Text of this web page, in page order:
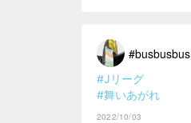
#busbusbus
#Jリーグ
#舞いあがれ
2022/10/03